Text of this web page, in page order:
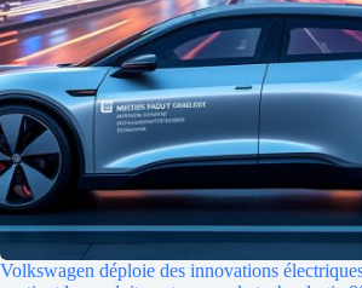
Volkswagen déploie des innovations